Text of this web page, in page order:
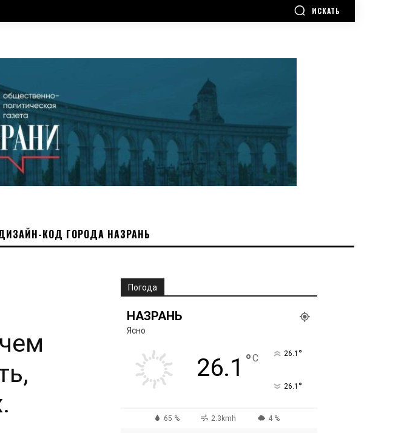
ИСКАТЬ
КОД ГОРОДА НАЗРАНЬ
Погода
НАЗРАНЬ
Ясно
26.1 °C 26.1 °
26.1 °
65 % 2.3kmh 4 %